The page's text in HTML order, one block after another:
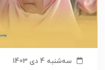
سه‌شنبه 4 دی 1403